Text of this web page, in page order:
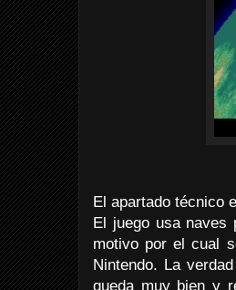
El apartado técnico
El juego usa naves
motivo por el cual
Nintendo. La
queda muy bien y